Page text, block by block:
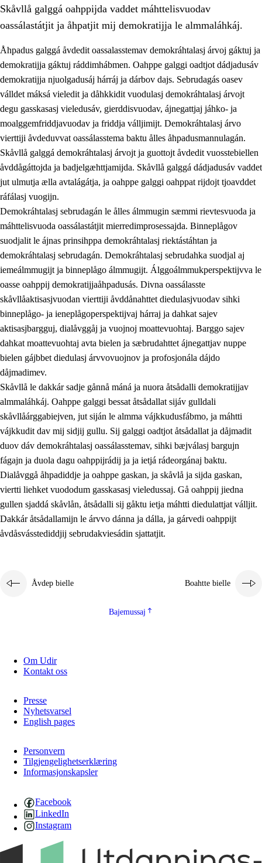
1. Åhpadusá árvvovuodo
1.1 Almasjárvvo
1.2 Identitiehtta ja kultuvralasj moattevuohta
1.3 Lájttális ájádallam ja estetihkalasj diedulasjvuohta
1.4 Dahkamávvo, berustibme ja diehtemvájnogisvuohta
1.5 Vieledus luonnduj ja birásdiedulasjvuohta
Demokratijja ja oassálasstem
Skåvllå galggá oahppijda vaddet máhttelisvuodav
oassálastátjit ja åhpatjit mij demokratijja le almmaláhkáj.
Åhpadus galggá åvdedit oassalasstemav demokráhtalasj árvoj gáktuj ja
demokratijja gáktuj ráddimhábmen. Oahppe galggi oadtjot dádjadusáv
demokratijja njuolgadusáj hárráj ja dárbov dajs. Sebrudagás oasev
válldet máksá vieledit ja dåhkkidit vuodulasj demokráhtalasj árvojt
degu gasskasasj vieledusáv, gierddisvuodav, ájnegattjaj jáhko- ja
moalggemfriddjavuodav ja friddja válljimijt. Demokráhtalasj árvo
vierttiji åvdeduvvat oassálasstema baktu ålles åhpadusmannulagán.
Skåvllå galggá demokráhtalasj árvojt ja guottojt åvdedit vuosstebiellen
åvddågáttojda ja badjelgæhttjamijda. Skåvllå galggá dádjadusáv vaddet
jut ulmutja ælla avtalágátja, ja oahppe galggi oahppat rijdojt tjoavddet
ráfálasj vuogijn.
Demokráhtalasj sebrudagán le ålles álmmugin sæmmi rievtesvuoda ja
máhttelisvuoda oassálastátjit mierredimprosessajda. Binneplågov
suodjalit le ájnas prinsihppa demokráhtalasj riektástáhtan ja
demokráhtalasj sebrudagán. Demokráhtalasj sebrudahka suodjal aj
iemeálmmugijt ja binneplågo álmmugijt. Álggoálmmukperspektijvva le
oasse oahppij demokratijjaåhpadusás. Divna oassálasste
skåvllåaktisasjvuodan vierttiji åvddånahttet diedulasjvuodav sihki
binneplågo- ja ieneplågoperspektijvaj hárraj ja dahkat sajev
aktisasjbargguj, dialåvggåj ja vuojnoj moattevuohtaj. Barggo sajev
dahkat moattevuohtaj avta bielen ja sæbrudahttet ájnegattjav nuppe
bielen gájbbet diedulasj árvvovuojnov ja profosjonála dájdo
dåjmadimev.
Skåvllå le dakkár sadje gånnå máná ja nuora åtsådalli demokratijjav
almmaláhkáj. Oahppe galggi bessat åtsådallat sijáv gulldali
skåvllåárggabiejven, jut siján le almma vájkkudusfábmo, ja máhtti
vájkkudit dav mij sidjij gullu. Sij galggi oadtjot åtsådallat ja dåjmadit
duov dáv demokráhtalasj oassálasstemav, sihki bæjválasj bargujn
fágajn ja duola dagu oahppijrádij ja ja ietjá rádeorgánaj baktu.
Dialåvggå åhpadiddje ja oahppe gaskan, ja skåvlå ja sijda gaskan,
viertti liehket vuododum gasskasasj vieledussaj. Gå oahppij jiedna
gullen sjaddá skåvlån, åtsådalli sij gåktu ietja máhtti diedulattjat válljit.
Dakkár åtsådallamijn le árvvo dánna ja dálla, ja gárvedi oahppijt
åvdåsvásstediddjij sebrudakviesádin sjattatjit.
Åvdep bielle Boahtte bielle
Bajemussaj
Om Udir
Kontakt oss
Presse
Nyhetsvarsel
English pages
Personvern
Tilgjengelighetserklæring
Informasjonskapsler
Facebook
LinkedIn
Instagram